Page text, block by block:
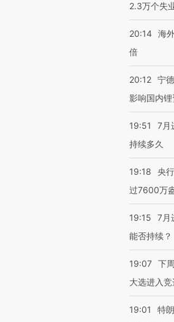
2.3万个失
20:14 海
倍
20:12 宁
影响国内
19:51
7月
持续多久
19:18
央
过7600万
19:15
7月
能否持续？
19:07 下
大选进入
19:01
特